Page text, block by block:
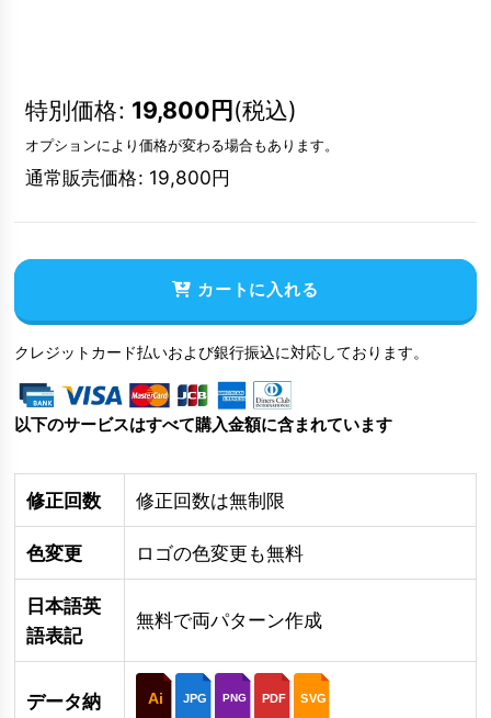
特別価格: 19,800円(税込)
オプションにより価格が変わる場合もあります。
通常販売価格: 19,800円
カートに入れる
クレジットカード払いおよび銀行振込に対応しております。
以下のサービスはすべて購入金額に含まれています
修正回数 修正回数は無制限
色変更 ロゴの色変更も無料
日本語英
語表記
無料で両パターン作成
データ納
Ai JPG PNG PDF SVG